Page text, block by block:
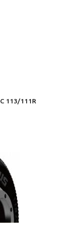
113/111R